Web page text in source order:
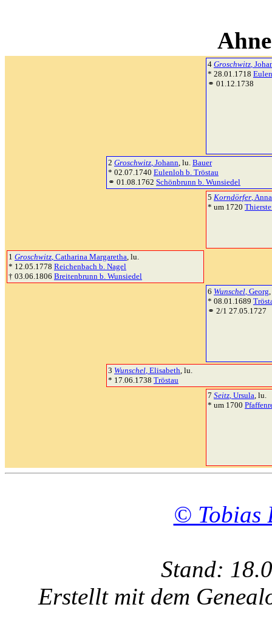
4 Groschwitz,
* 28.01.1718
⚭ 01.12.1738
2 Groschwitz, Johann, lu. Bauer
* 02.07.1740 Eulenloh b. Tröstau
⚭ 01.08.1762 Schönbrunn b. Wunsiedel
5 Korndörfer, Anna
* um 1720
1 Groschwitz, Catharina Margaretha, lu.
* 12.05.1778 Reichenbach b. Nagel
† 03.06.1806 Breitenbrunn b. Wunsiedel
6 Wunschel, Georg
* 08.01.1689
⚭ 2/1 27.05.1727
3 Wunschel, Elisabeth, lu.
* 17.06.1738 Tröstau
7 Seitz, Ursula, lu.
* um 1700
© Tobias
Stand:
Erstellt mit dem